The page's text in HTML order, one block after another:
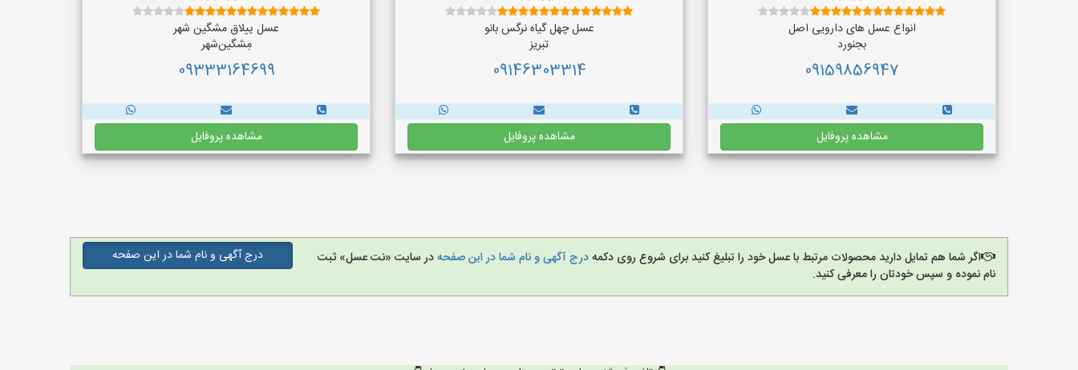
انواع عسل های دارویی اصل
بجنورد
09159856947
مشاهده پروفایل
عسل چهل گیاه نرگس بانو
تبریز
09146303314
مشاهده پروفایل
عسل ییلاق مشگین شهر
مِشگین‌شهر
09333164699
مشاهده پروفایل
اگر شما هم تمایل دارید محصولات مرتبط با عسل خود را تبلیغ کنید برای شروع روی دکمهدرج آگهی و نام شما در این صفحهدر سایت «نت عسل» ثبت
نام نموده و سپس خودتان را معرفی کنید.
درج آگهی و نام شما در این صفحه